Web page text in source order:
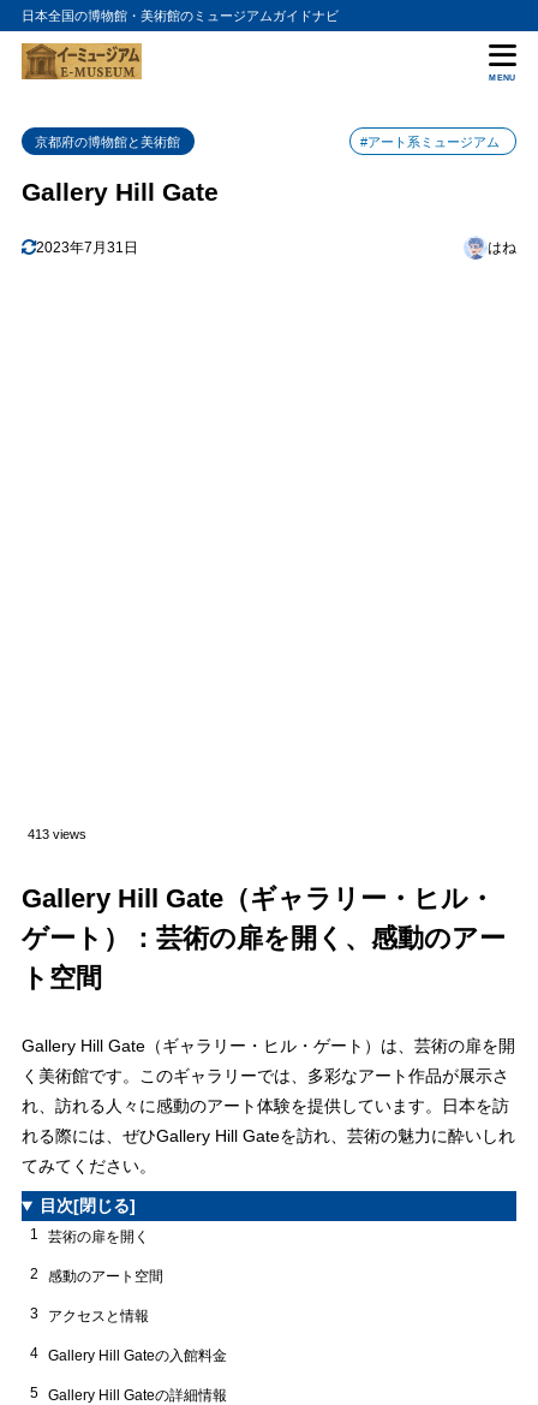
日本全国の博物館・美術館のミュージアムガイドナビ
MENU
京都府の博物館と美術館 #アート系ミュージアム
Gallery Hill Gate
2023年7月31日 はね
413 views
Gallery Hill Gate（ギャラリー・ヒル・
ゲート）：芸術の扉を開く、感動のアー
ト空間
Gallery Hill Gate（ギャラリー・ヒル・ゲート）は、芸術の扉を開
く美術館です。このギャラリーでは、多彩なアート作品が展示さ
れ、訪れる人々に感動のアート体験を提供しています。日本を訪
れる際には、ぜひGallery Hill Gateを訪れ、芸術の魅力に酔いしれ
てみてください。
目次[閉じる]
1 芸術の扉を開く
2 感動のアート空間
3 アクセスと情報
4 Gallery Hill Gateの入館料金
5 Gallery Hill Gateの詳細情報
目次
1 芸術の扉を開く
アクセスと情報
4 Gallery Hill Gateの入館料金